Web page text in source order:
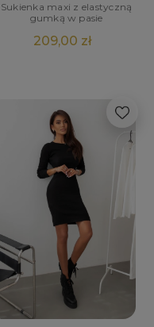
Sukienka maxi z elastyczną
gumką w pasie
209,00 zł